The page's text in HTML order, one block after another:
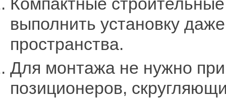
выполнить установку
пространства.
Для монтажа не нужно
позиционеров,